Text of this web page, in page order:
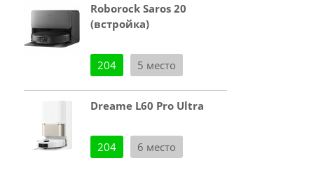
Roborock Saros 20
(встройка)
204 5 место
Dreame L60 Pro Ultra
204 6 место